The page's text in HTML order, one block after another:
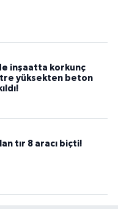
inşaatta korkunç
yüksekten beton
tır 8 aracı biçti!